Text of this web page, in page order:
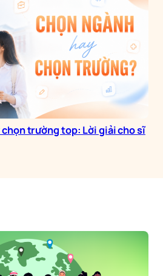
chọn trường top: Lời giải cho sĩ